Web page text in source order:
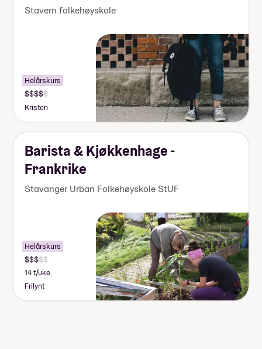
Stavern folkehøyskole
Helårskurs
Kristen
Barista & Kjøkkenhage -
Frankrike
Stavanger Urban Folkehøyskole StUF
Helårskurs
14 t/uke
Frilynt